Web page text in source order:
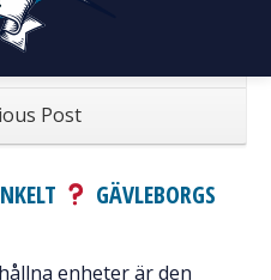
Post
GÄVLEBORGS
enheter är den